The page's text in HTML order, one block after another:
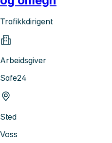
Trafikkdirigent
Arbeidsgiver
Safe24
Sted
Voss